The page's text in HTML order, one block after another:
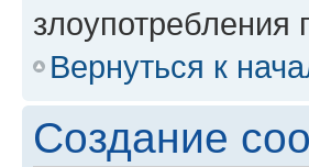
злоупотребления
Вернуться к
Создание